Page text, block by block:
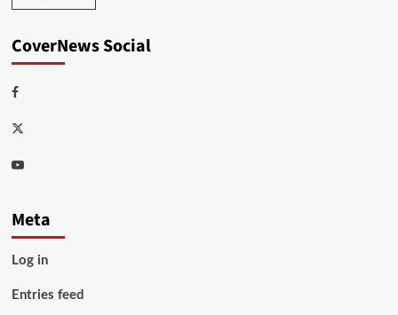
CoverNews Social
Facebook
Twitter
Youtube
Meta
Log in
Entries feed